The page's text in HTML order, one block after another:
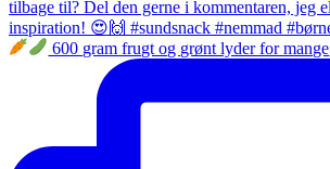
600 gram frugt og grønt lyder for mange